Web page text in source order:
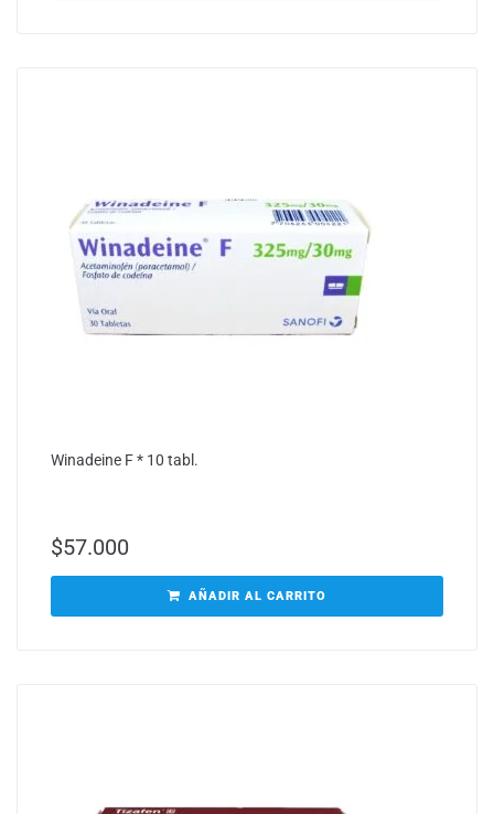
Winadeine F * 10 tabl.
$57.000
AÑADIR AL CARRITO